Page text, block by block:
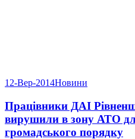
12-Вер-2014Новини
Працівники ДАІ
вирушили в зону АТО
громадського порядку